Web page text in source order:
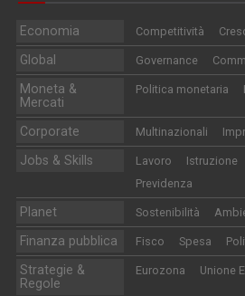
Economia Competitività
Global Governance
Moneta &
Mercati
Politica monetaria
Corporate Multinazionali
Jobs & Skills Lavoro Istruzione
Previdenza
Planet Sostenibilità
Finanza pubblica Fisco Spesa
Strategie &
Regole
Eurozona Unione